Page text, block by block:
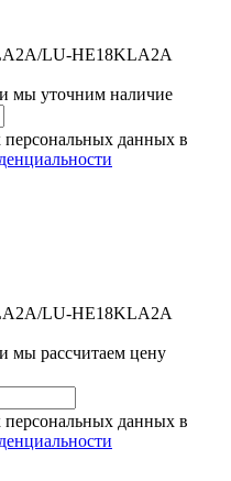
LU-HE18KLA2A
мы уточним наличие
персональных данных в
LU-HE18KLA2A
мы рассчитаем цену
персональных данных в